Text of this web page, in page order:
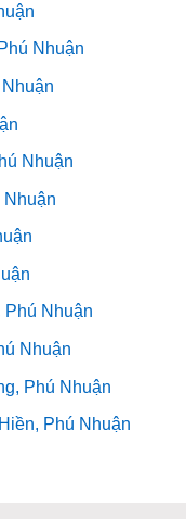
Nhuận
Nhuận
Nhuận
Nhuận
Phú Nhuận
Phú Nhuận